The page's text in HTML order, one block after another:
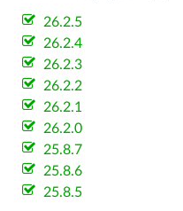
26.2.5
26.2.4
26.2.3
26.2.2
26.2.1
26.2.0
25.8.7
25.8.6
25.8.5